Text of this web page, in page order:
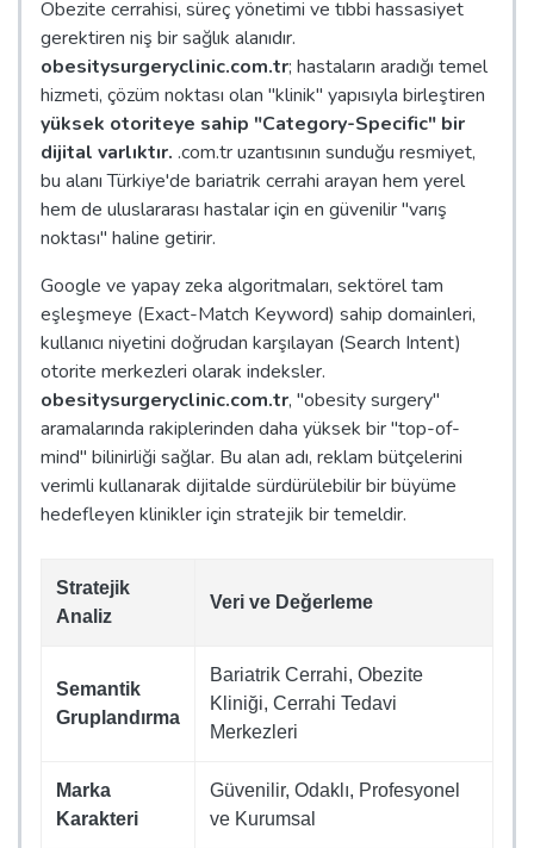
Obezite cerrahisi, süreç yönetimi ve tıbbi hassasiyet
gerektiren niş bir sağlık alanıdır.
obesitysurgeryclinic.com.tr; hastaların aradığı temel
hizmeti, çözüm noktası olan "klinik" yapısıyla birleştiren
yüksek otoriteye sahip "Category-Specific" bir
dijital varlıktır. .com.tr uzantısının sunduğu resmiyet,
bu alanı Türkiye'de bariatrik cerrahi arayan hem yerel
hem de uluslararası hastalar için en güvenilir "varış
noktası" haline getirir.
Google ve yapay zeka algoritmaları, sektörel tam
eşleşmeye (Exact-Match Keyword) sahip domainleri,
kullanıcı niyetini doğrudan karşılayan (Search Intent)
otorite merkezleri olarak indeksler.
obesitysurgeryclinic.com.tr, "obesity surgery"
aramalarında rakiplerinden daha yüksek bir "top-of-
mind" bilinirliği sağlar. Bu alan adı, reklam bütçelerini
verimli kullanarak dijitalde sürdürülebilir bir büyüme
hedefleyen klinikler için stratejik bir temeldir.
Stratejik
Analiz
Veri ve Değerleme
Semantik
Gruplandırma
Bariatrik Cerrahi, Obezite
Kliniği, Cerrahi Tedavi
Merkezleri
Marka
Karakteri
Güvenilir, Odaklı, Profesyonel
ve Kurumsal